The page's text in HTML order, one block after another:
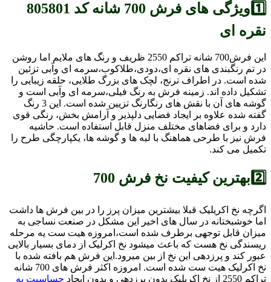
1️⃣ویژگی های فرش 700 شانه کد
805801
نقره ای
این فرش700 شانه تراکم 2550 ظریف و رنگ های ملایم اما روشن
در تم رنگبندی های نقره ای،دودی،طلاکوب،سرمه ای وآبی تزئین
شده است. در اطراف ترنج، لچک های بزرگ طلایی، حلقه زیبایی را
تشکیل داده اند. زمینه فرش به رنگ فیلی،سرمه ای وآبی است و
گوشه های آن با نقش های رنگارنگ تزیین شده است. این 3 رنگ
گفته شده علاوه بر ایجاد فضایی دلپذیر و آرامش بخش، رنگی قوی
دارد و برای فضاهای مختلف منزل قابل استفاده است. حاشیه
فرش نیز با طرحی هماهنگ با لبه ها و گوشه ها، یکپارچگی طرح را
تکمیل می کند.
2️⃣بهترین کیفیت نخ فرش 700
اگرچه نخ اکریلیک قبلا بیشترین میزان پرز را در بین فرش ها داشت
اما خوشبختانه در سال های اخیر این مشکل در صنعت نساجی به
میزان قابل توجهی برطرف شده است،امروزه هیت ست یه مرحله
ریسندگی نخ هست که باعث میشود نخ اکرلیک از دمای بسیار بالایی
عبور کند و پرزدهی این نخ از بین میرود.این فرش هم بافته شده با
نخ اکرلیک هیت ست شده است. امروزه اکثر فرش های 700 شانه
تراکم 2550 از نخ اکریلیک بدون پرزدهی و بدون ایجاد
حساسیت به